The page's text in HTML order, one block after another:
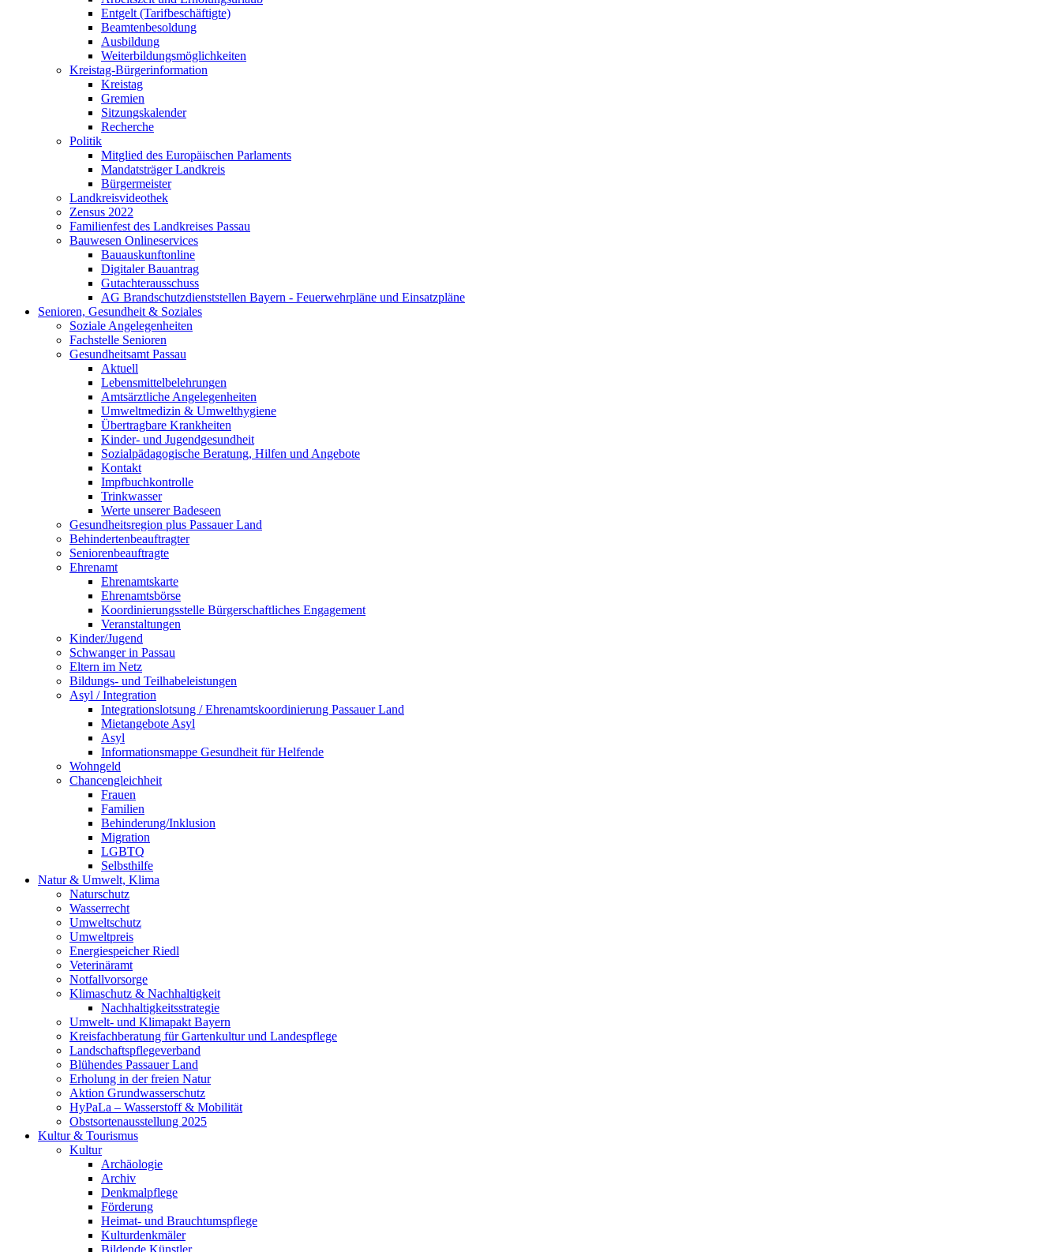
Entgelt (Tarifbeschäftigte)
Beamtenbesoldung
Ausbildung
Weiterbildungsmöglichkeiten
Kreistag-Bürgerinformation
Kreistag
Gremien
Sitzungskalender
Recherche
Politik
Mitglied des Europäischen Parlaments
Mandatsträger Landkreis
Bürgermeister
Landkreisvideothek
Zensus 2022
Familienfest des Landkreises Passau
Bauwesen Onlineservices
Bauauskunftonline
Digitaler Bauantrag
Gutachterausschuss
AG Brandschutzdienststellen Bayern - Feuerwehrpläne und Einsatzpläne
Senioren, Gesundheit & Soziales
Soziale Angelegenheiten
Fachstelle Senioren
Gesundheitsamt Passau
Aktuell
Lebensmittelbelehrungen
Amtsärztliche Angelegenheiten
Umweltmedizin & Umwelthygiene
Übertragbare Krankheiten
Kinder- und Jugendgesundheit
Sozialpädagogische Beratung, Hilfen und Angebote
Kontakt
Impfbuchkontrolle
Trinkwasser
Werte unserer Badeseen
Gesundheitsregion plus Passauer Land
Behindertenbeauftragter
Seniorenbeauftragte
Ehrenamt
Ehrenamtskarte
Ehrenamtsbörse
Koordinierungsstelle Bürgerschaftliches Engagement
Veranstaltungen
Kinder/Jugend
Schwanger in Passau
Eltern im Netz
Bildungs- und Teilhabeleistungen
Asyl / Integration
Integrationslotsung / Ehrenamtskoordinierung Passauer Land
Mietangebote Asyl
Asyl
Informationsmappe Gesundheit für Helfende
Wohngeld
Chancengleichheit
Frauen
Familien
Behinderung/Inklusion
Migration
LGBTQ
Selbsthilfe
Natur & Umwelt, Klima
Naturschutz
Wasserrecht
Umweltschutz
Umweltpreis
Energiespeicher Riedl
Veterinäramt
Notfallvorsorge
Klimaschutz & Nachhaltigkeit
Nachhaltigkeitsstrategie
Umwelt- und Klimapakt Bayern
Kreisfachberatung für Gartenkultur und Landespflege
Landschaftspflegeverband
Blühendes Passauer Land
Erholung in der freien Natur
Aktion Grundwasserschutz
HyPaLa – Wasserstoff & Mobilität
Obstsortenausstellung 2025
Kultur & Tourismus
Kultur
Archäologie
Archiv
Denkmalpflege
Förderung
Heimat- und Brauchtumspflege
Kulturdenkmäler
Bildende Künstler